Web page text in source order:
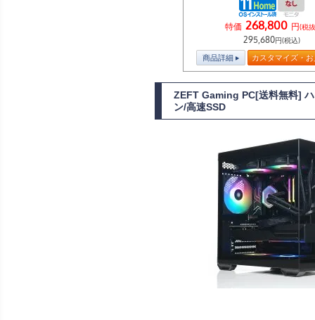
特価 268,800 円(税
295,680円(税込)
商品詳細 カスタマイズ・
ZEFT Gaming PC[送料無料]
ン/高速SSD